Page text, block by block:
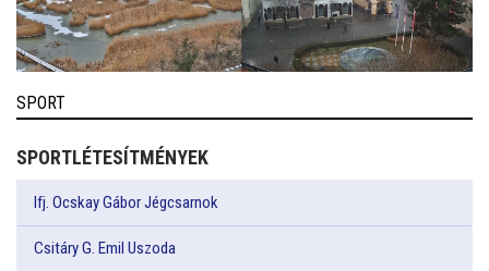
SPORT
SPORTLÉTESÍTMÉNYEK
Ifj. Ocskay Gábor Jégcsarnok
Csitáry G. Emil Uszoda